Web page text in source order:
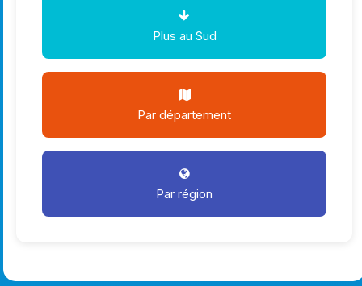
Plus au Sud
Par département
Par région